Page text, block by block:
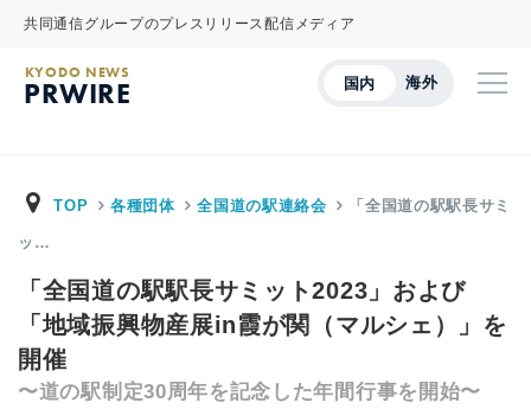
共同通信グループのプレスリリース配信メディア
国内 海外
KYODO NEWS
PRWIRE
TOP 各種団体 全国道の駅連絡会 「全国道の駅駅長サミ
ッ…
「全国道の駅駅長サミット2023」および
「地域振興物産展in霞が関（マルシェ）」を
開催
〜道の駅制定30周年を記念した年間行事を開始〜